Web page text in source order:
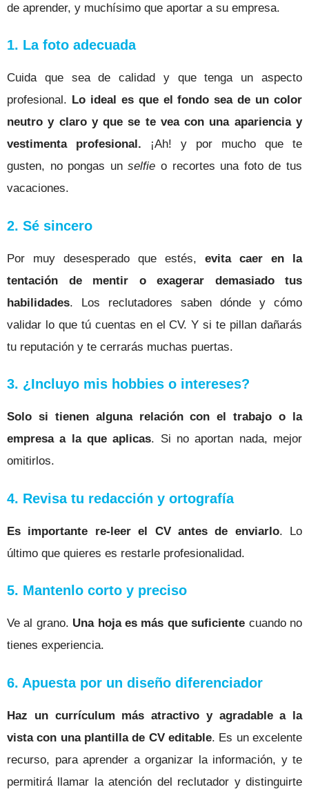
de aprender, y muchísimo que aportar a su empresa.
1. La foto adecuada
Cuida que sea de calidad y que tenga un aspecto
profesional. Lo ideal es que el fondo sea de un color
neutro y claro y que se te vea con una apariencia y
vestimenta profesional.
¡Ah! y por mucho que te
gusten, no pongas unselfie o recortes una foto de tus
vacaciones.
2. Sé sincero
Por muy desesperado que estés, evita caer en la
tentación de mentir o exagerar demasiado tus
habilidades. Los reclutadores saben dónde y cómo
validar lo que tú cuentas en el CV. Y si te pillan dañarás
tu reputación y te cerrarás muchas puertas.
3. ¿Incluyo mis hobbies o intereses?
Solo si tienen alguna relación con el trabajo o la
empresa a la que aplicas. Si no aportan nada, mejor
omitirlos.
4. Revisa tu redacción y ortografía
Es importante re-leer el CV antes de enviarlo. Lo
último que quieres es restarle profesionalidad.
5. Mantenlo corto y preciso
Ve al grano. Una hoja es más que suficiente cuando no
tienes experiencia.
6. Apuesta por un diseño diferenciador
Haz un currículum más atractivo y agradable a la
vista con una plantilla de CV editable. Es un excelente
recurso, para aprender a organizar la información, y te
permitirá llamar la atención del reclutador y distinguirte